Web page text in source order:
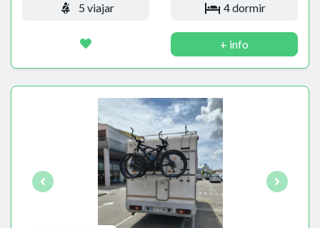
5 viajar 4 dormir
+ info